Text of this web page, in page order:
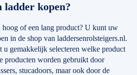
ladder kopen?
hoog of een lang product? U kunt uw
in de shop van laddersenrolsteigers.nl.
u gemakkelijk selecteren welke product
producten worden gebruikt door
stucadoors, maar ook door de